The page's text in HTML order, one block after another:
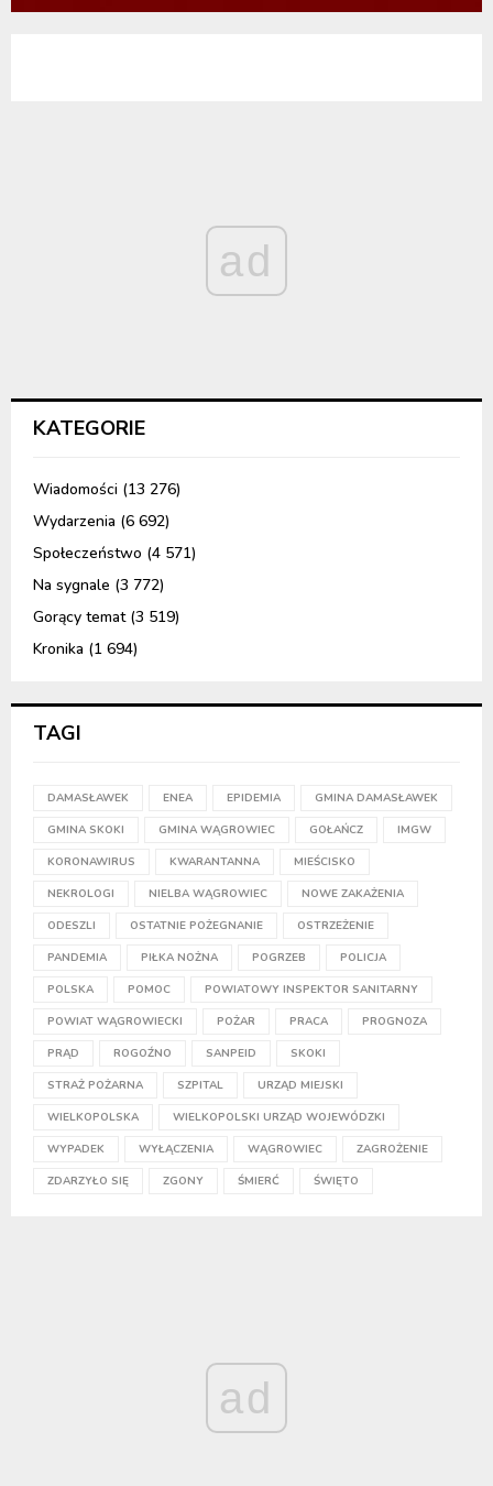
ad
KATEGORIE
Wiadomości (13 276)
Wydarzenia (6 692)
Społeczeństwo (4 571)
Na sygnale (3 772)
Gorący temat(3 519)
Kronika (1 694)
TAGI
DAMASŁAWEK ENEA EPIDEMIA GMINA DAMASŁAWEK
GMINA SKOKI GMINA WĄGROWIEC GOŁAŃCZ IMGW
KORONAWIRUS KWARANTANNA MIEŚCISKO
NEKROLOGI NIELBA WĄGROWIEC NOWE ZAKAŻENIA
ODESZLI OSTATNIE POŻEGNANIE OSTRZEŻENIE
PANDEMIA PIŁKA NOŻNA POGRZEB POLICJA
POLSKA POMOC POWIATOWY INSPEKTOR SANITARNY
POWIAT WĄGROWIECKI POŻAR PRACA PROGNOZA
PRĄD ROGOŹNO SANPEID SKOKI
STRAŻ POŻARNA SZPITAL URZĄD MIEJSKI
WIELKOPOLSKA WIELKOPOLSKI URZĄD WOJEWÓDZKI
WYPADEK WYŁĄCZENIA WĄGROWIEC ZAGROŻENIE
ZDARZYŁO SIĘ ZGONY ŚMIERĆ ŚWIĘTO
ad